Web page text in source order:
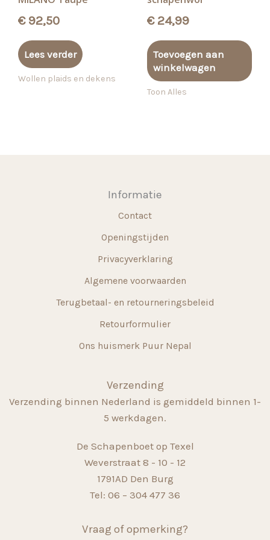
€92,50
Lees verder
Wollen plaids en dekens
€24,99
Toevoegen aan
winkelwagen
Toon Alles
Informatie
Contact
Openingstijden
Privacyverklaring
Algemene voorwaarden
Terugbetaal- en retourneringsbeleid
Retourformulier
Ons huismerk Puur Nepal
Verzending
Verzending binnen Nederland is gemiddeld binnen 1-
5 werkdagen.
De Schapenboet op Texel
Weverstraat 8 - 10 - 12
1791AD Den Burg
Tel: 06 – 304 477 36
Vraag of opmerking?